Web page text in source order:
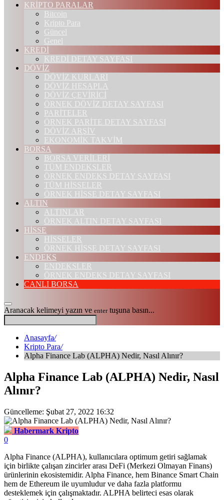
KRİPTO PARALAR
Bitcoin
Kripto Para
Güncel
Genel
KREDİ
KREDİ DETAY SAYFASI
DÖVİZ
DÖVİZ KURLARI
DÖVİZ HESAPLA
DÖVİZ ÇEVİRİCİ
ÖRNEK DÖVİZ DETAY SAYFASI
PARİTELER
ÖRNEK PARİTE DETAY SAYFASI
DÖVİZ ARŞİV
EKONOMİK TAKVİM
BORSA
BORSA VERİLERİ
TÜM ENDEKSLER
ÖRNEK ENDEKS DETAY SAYFASI
TÜM HİSSELER
ÖRNEK HİSSE DETAY SAYFASI
ALTIN
ALTINLAR
ÖRNEK ALTIN DETAY SAYFASI
HİSSE
HİSSELER
ÖRNEK HİSSE DETAY SAYFASI
ENDEKS
ENDEKSLER
ÖRNEK ENDEKS DETAY SAYFASI
CANLI BORSA
Aranacak kelimeyi yazın ve entertuşuna basın...
Anasayfa/
Kripto Para/
Alpha Finance Lab (ALPHA) Nedir, Nasıl Alınır?
Alpha Finance Lab (ALPHA) Nedir, Nasıl
Alınır?
Güncelleme: Şubat 27, 2022 16:32
Habermark Kripto
0
Alpha Finance (ALPHA), kullanıcılara optimum getiri sağlamak
için birlikte çalışan zincirler arası DeFi (Merkezi Olmayan Finans)
ürünlerinin ekosistemidir. Alpha Finance, hem Binance Smart Chain
hem de Ethereum ile uyumludur ve daha fazla platformu
desteklemek için çalışmaktadır. ALPHA belirteci esas olarak